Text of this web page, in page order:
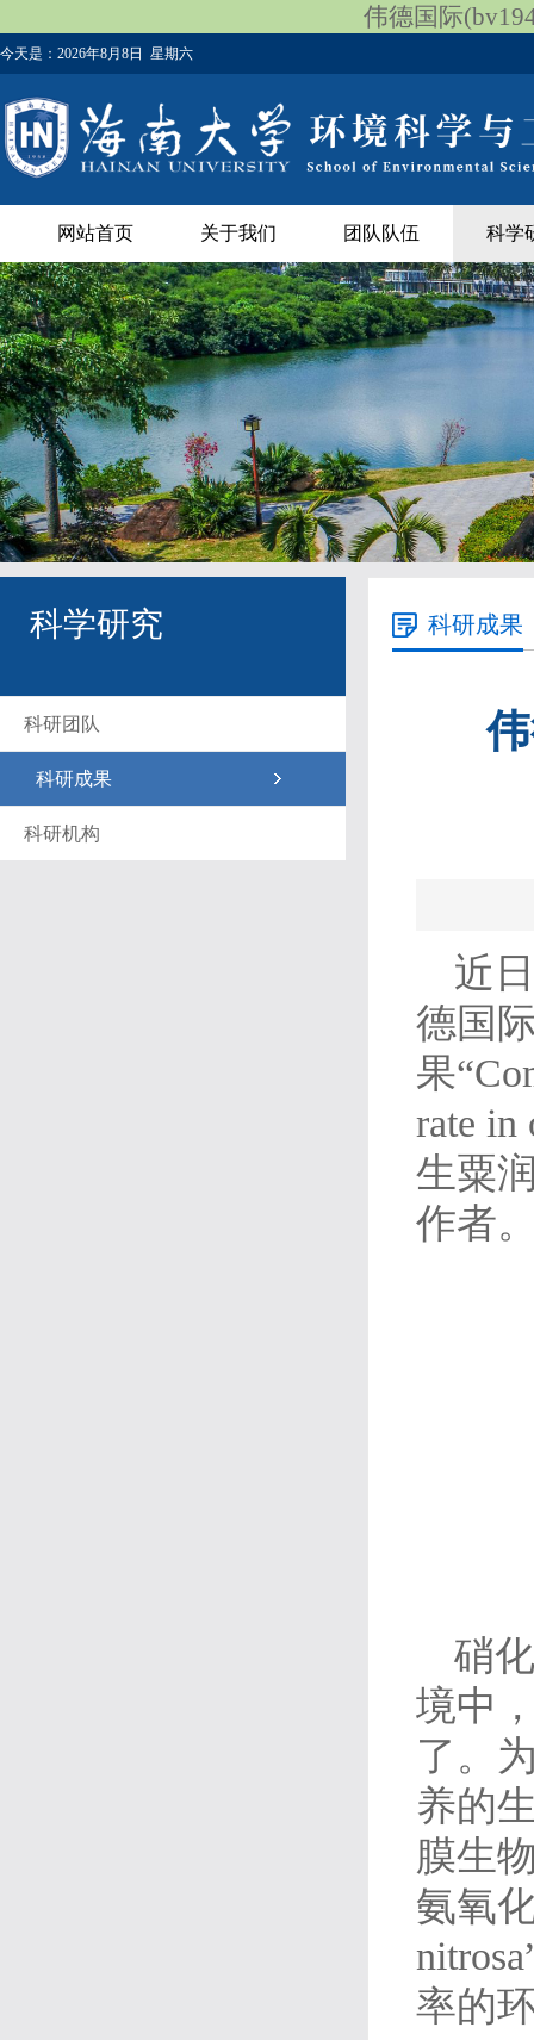
伟德国际
今天是： 2026年8月8日 星期六
网站首页 关于我们 团队队伍 科学
科学研究
科研团队
科研成果
科研机构
科研成果
近
德国
果
rate in
生粟
作者
硝
境中
了。
养的
膜生
氨氧
率的